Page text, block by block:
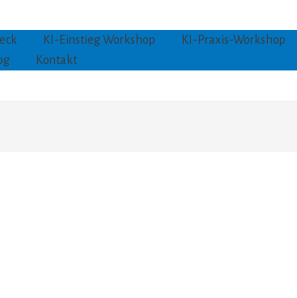
KI-Einstieg Workshop KI-Praxis-Workshop
Kontakt